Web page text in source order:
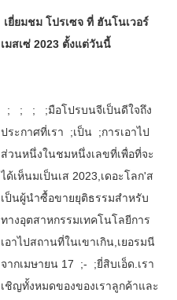
เยี่ยมชม โปรเซจ ที่ ฮันโนเวอร์
เมสเซ่ 2023 ตั้งแต่วันนี้
; ; ; ;มือโปรบนจีเป็นดีใจถึง
ประกาศที่เรา ;เป็น ;การเอาไป
ส่วนหนึ่งในชมหนึ่งเลขที่เพื่อที่จะ
ได้เห็นมเป็นเส 2023 เดอะโลก'ส
เป็นผู้นำซื้อขายยุติธรรมสำหรับ
ทางอุตสาหกรรมเทคโนโลยีการ
เอาไปสถานที่ในเขาเกิน เยอรมนี
จากเมษายน 17 ;- ;ยี่สิบเอ็ด เรา
เชิญทั้งหมดของของเราลูกค้าและ